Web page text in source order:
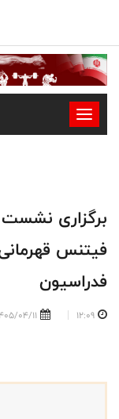
-
-
-
برگزاری
فیتنس
فدراسیون
12:09
04/11